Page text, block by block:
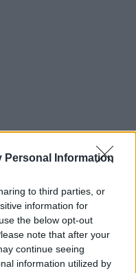
Personal Information
to third parties, or
information for
the below opt-out
note that after your
continue seeing
information utilized by